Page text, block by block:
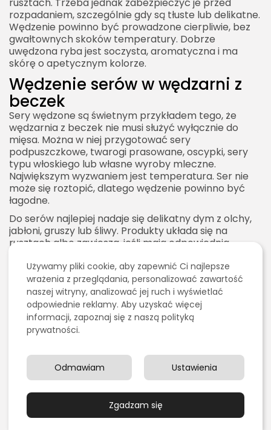
rusztach. Trzeba jednak zabezpieczyć je przed
rozpadaniem, szczególnie gdy są tłuste lub delikatne.
Wędzenie powinno być prowadzone cierpliwie, bez
gwałtownych skoków temperatury. Dobrze
uwędzona ryba jest soczysta, aromatyczna i ma
skórę o apetycznym kolorze.
Wędzenie serów w wędzarni z
beczek
Sery wędzone są świetnym przykładem tego, że
wędzarnia z beczek nie musi służyć wyłącznie do
mięsa. Można w niej przygotować sery
podpuszczkowe, twarogi prasowane, oscypki, sery
typu włoskiego lub własne wyroby mleczne.
Największym wyzwaniem jest temperatura. Ser nie
może się roztopić, dlatego wędzenie powinno być
łagodne.
Do serów najlepiej nadaje się delikatny dym z olchy,
jabłoni, gruszy lub śliwy. Produkty układa się na
rusztach albo zawiesza, jeśli mają odpowiednią
ser może złapać nierówny kolor i gorzkawy posmak.
Czas wędzenia zależy od rodzaju sera, jego wielkości i
oczekiwanego aromatu.
Wędzone sery są doskonałe na kanapki, deskę
przekąsek, do sałatek, zapiekanek i dań z grilla. Dla
wielu osób to jeden z najlepszych powodów, aby
przeciwieństwie do mięs, sery nie wymagają długiego
peklowania, więc można je przygotować stosunkowo
szybko.
Najczęstsze błędy podczas
korzystania z wędzarni z beczki
Używamy pliki cookie, aby zapewnić Ci najlepsze
wrażenia z przeglądania, personalizować zawartość
naszej witryny, analizować jej ruch i wyświetlać
odpowiednie reklamy. Aby uzyskać więcej
informacji, zapoznaj się z naszą polityką
prywatności.
Zgadzam się
Ustawienia
Odmawiam